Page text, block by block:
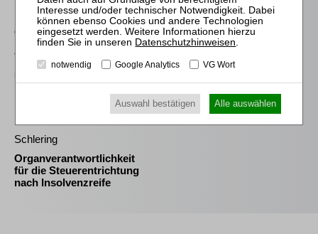
Die Reform des
Eigenkapitalersatzrechts
durch das MoMiG
Thibaut
Schlering
Organverantwortlichkeit
für die Steuerentrichtung
nach Insolvenzreife
Datenschutzhinweisen.
notwendig Google Analytics VG Wort
Auswahl bestätigen Alle auswählen